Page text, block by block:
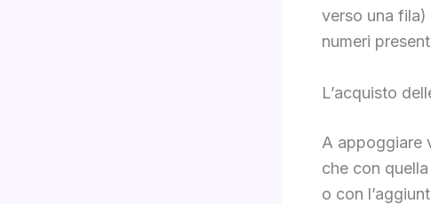
verso una
numeri
L’acquisto
A appoggiare
che con
o con